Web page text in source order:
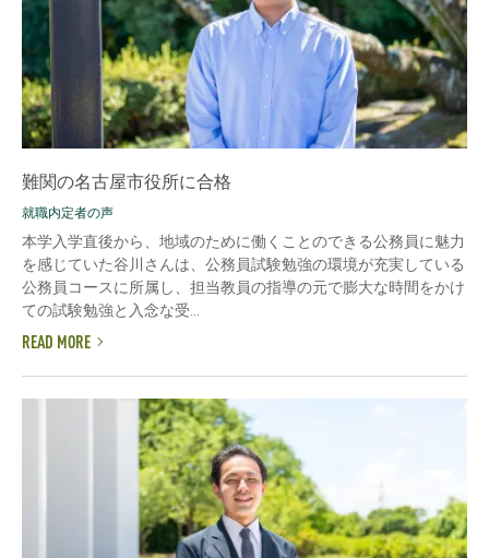
難関の名古屋市役所に合格
就職内定者の声
本学入学直後から、地域のために働くことのできる公務員に魅力
を感じていた谷川さんは、公務員試験勉強の環境が充実している
公務員コースに所属し、担当教員の指導の元で膨大な時間をかけ
ての試験勉強と入念な受...
READ MORE